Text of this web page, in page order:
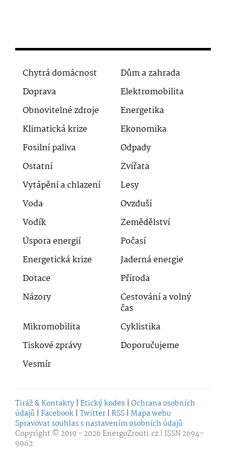
Chytrá domácnost
Dům a zahrada
Doprava
Elektromobilita
Obnovitelné zdroje
Energetika
Klimatická krize
Ekonomika
Fosilní paliva
Odpady
Ostatní
Zvířata
Vytápění a chlazení
Lesy
Voda
Ovzduší
Vodík
Zemědělství
Úspora energií
Počasí
Energetická krize
Jaderná energie
Dotace
Příroda
Názory
Cestování a volný
čas
Mikromobilita
Cyklistika
Tiskové zprávy
Doporučujeme
Vesmír
Tiráž & Kontakty | Etický kodex | Ochrana osobních
údajů | Facebook | Twitter | RSS | Mapa webu
Spravovat souhlas s nastavením osobních údajů
Copyright © 2019 - 2026EnergoZrouti.cz | ISSN 2694-
9962